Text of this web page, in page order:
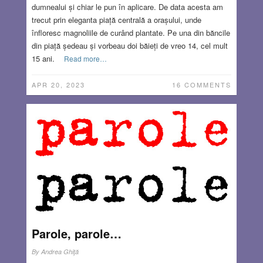
dumnealui și chiar le pun în aplicare. De data acesta am
trecut prin eleganta piață centrală a orașului, unde
înfloresc magnoliile de curând plantate. Pe una din băncile
din piață ședeau și vorbeau doi băieți de vreo 14, cel mult
15 ani.
Read more…
APR 20, 2023 16 COMMENTS
Parole, parole…
By Andrea Ghiţă